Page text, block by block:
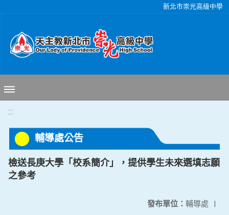
新北市崇光高級中學
:::
輔導處公告
檢送長庚大學「校系簡介」，提供學生未來選填志願
之參考
發布單位： 輔導處 |